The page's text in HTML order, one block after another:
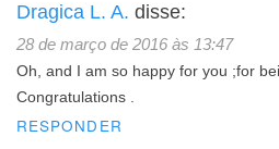
Dragica L. A. disse:
28 de março de 2016 às 13:47
Oh, and I am so happy for you ;for
Congratulations .
RESPONDER